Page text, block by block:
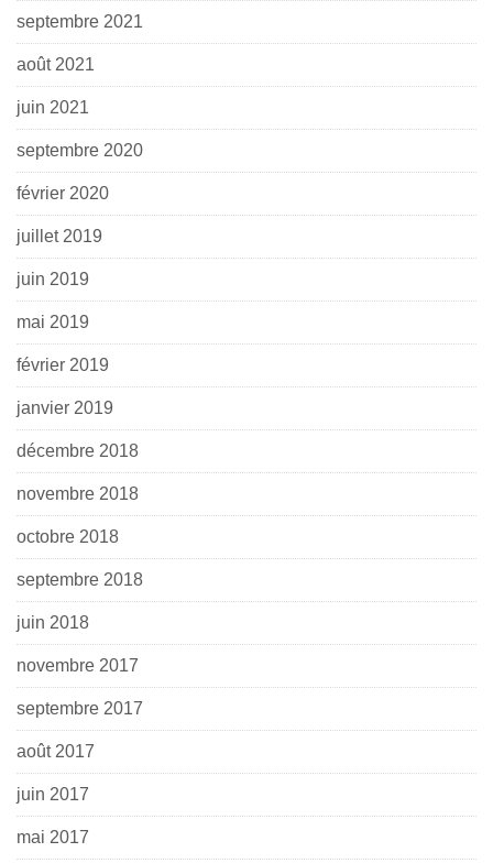
septembre 2021
août 2021
juin 2021
septembre 2020
février 2020
juillet 2019
juin 2019
mai 2019
février 2019
janvier 2019
décembre 2018
novembre 2018
octobre 2018
septembre 2018
juin 2018
novembre 2017
septembre 2017
août 2017
juin 2017
mai 2017